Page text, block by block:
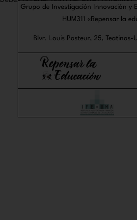
Grupo de Investigación Innovación y
HUM311 «Repensar la
Blvr. Louis Pasteur, 25, Teatinos-